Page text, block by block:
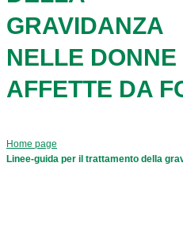
GRAVIDANZA
NELLE DONNE
AFFETTE DA
Home page
Linee-guida per il trattamento della